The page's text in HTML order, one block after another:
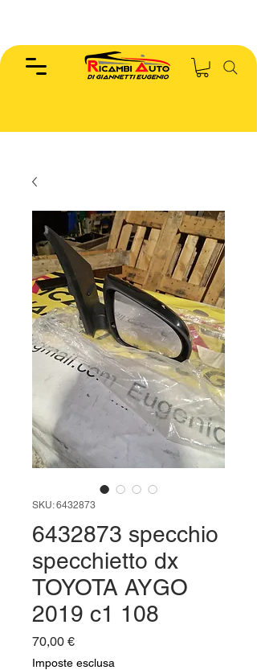
SKU: 6432873
6432873 specchio
specchietto dx
TOYOTA AYGO
2019 c1 108
70,00 €Prezzo
Imposte esclusa